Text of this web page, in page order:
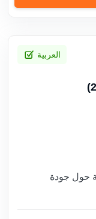
العربية
حول جودة